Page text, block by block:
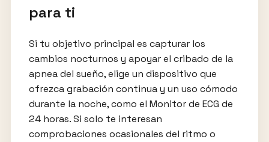
para ti
Si tu objetivo principal es capturar los
cambios nocturnos y apoyar el cribado de la
apnea del sueño, elige un dispositivo que
ofrezca grabación continua y un uso cómodo
durante la noche, como el Monitor de ECG de
24 horas. Si solo te interesan
comprobaciones ocasionales del ritmo o